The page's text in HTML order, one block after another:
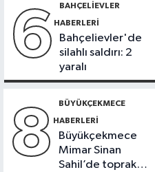
uzuv kayıpları önleniyor'
6 BAHÇELIEVLER
HABERLERI
Bahçelievler'de
silahlı saldırı: 2
yaralı
8 BÜYÜKÇEKMECE
HABERLERI
Büyükçekmece
Mimar Sinan
Sahil’de toprak